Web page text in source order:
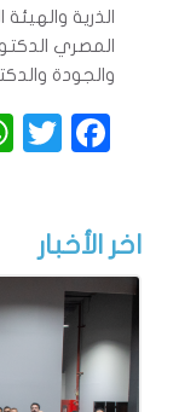
الذرية
المصري
والجودة
اخر الأخبار